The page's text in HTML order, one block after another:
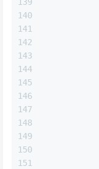
139
140
141
142
143
144
145
146
147
148
149
150